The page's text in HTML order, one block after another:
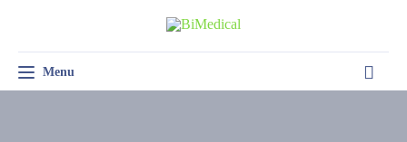
Toggle navigation
Menu